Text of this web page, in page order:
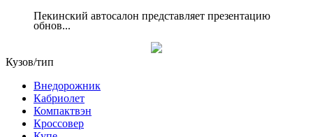
Пекинский автосалон представляет презентацию
обнов...
Кузов/тип
Внедорожник
Кабриолет
Компактвэн
Кроссовер